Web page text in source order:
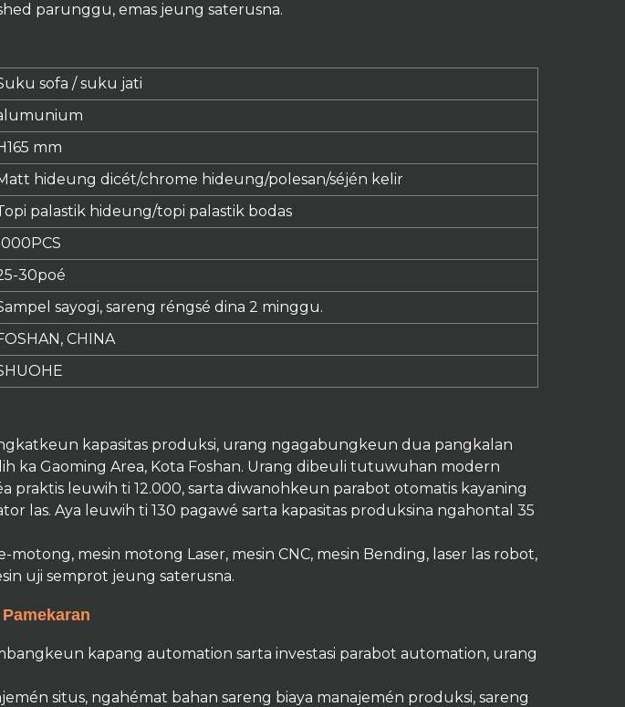
parunggu, emas jeung saterusna.
sofa / suku jati
mm
hideung dicét/chrome hideung/polesan/séjén kelir
palastik hideung/topi palastik bodas
-30poé
sayogi, sareng réngsé dina 2 minggu.
CHINA
kapasitas produksi, urang ngagabungkeun dua pangkalan
ka Gaoming Area, Kota Foshan. Urang dibeuli tutuwuhan modern
praktis leuwih ti 12.000, sarta diwanohkeun parabot otomatis kayaning
las. Aya leuwih ti 130 pagawé sarta kapasitas produksina ngahontal 35
mesin motong Laser, mesin CNC, mesin Bending, laser las robot,
uji semprot jeung saterusna.
kapang automation sarta investasi parabot automation, urang
situs, ngahémat bahan sareng biaya manajemén produksi, sareng